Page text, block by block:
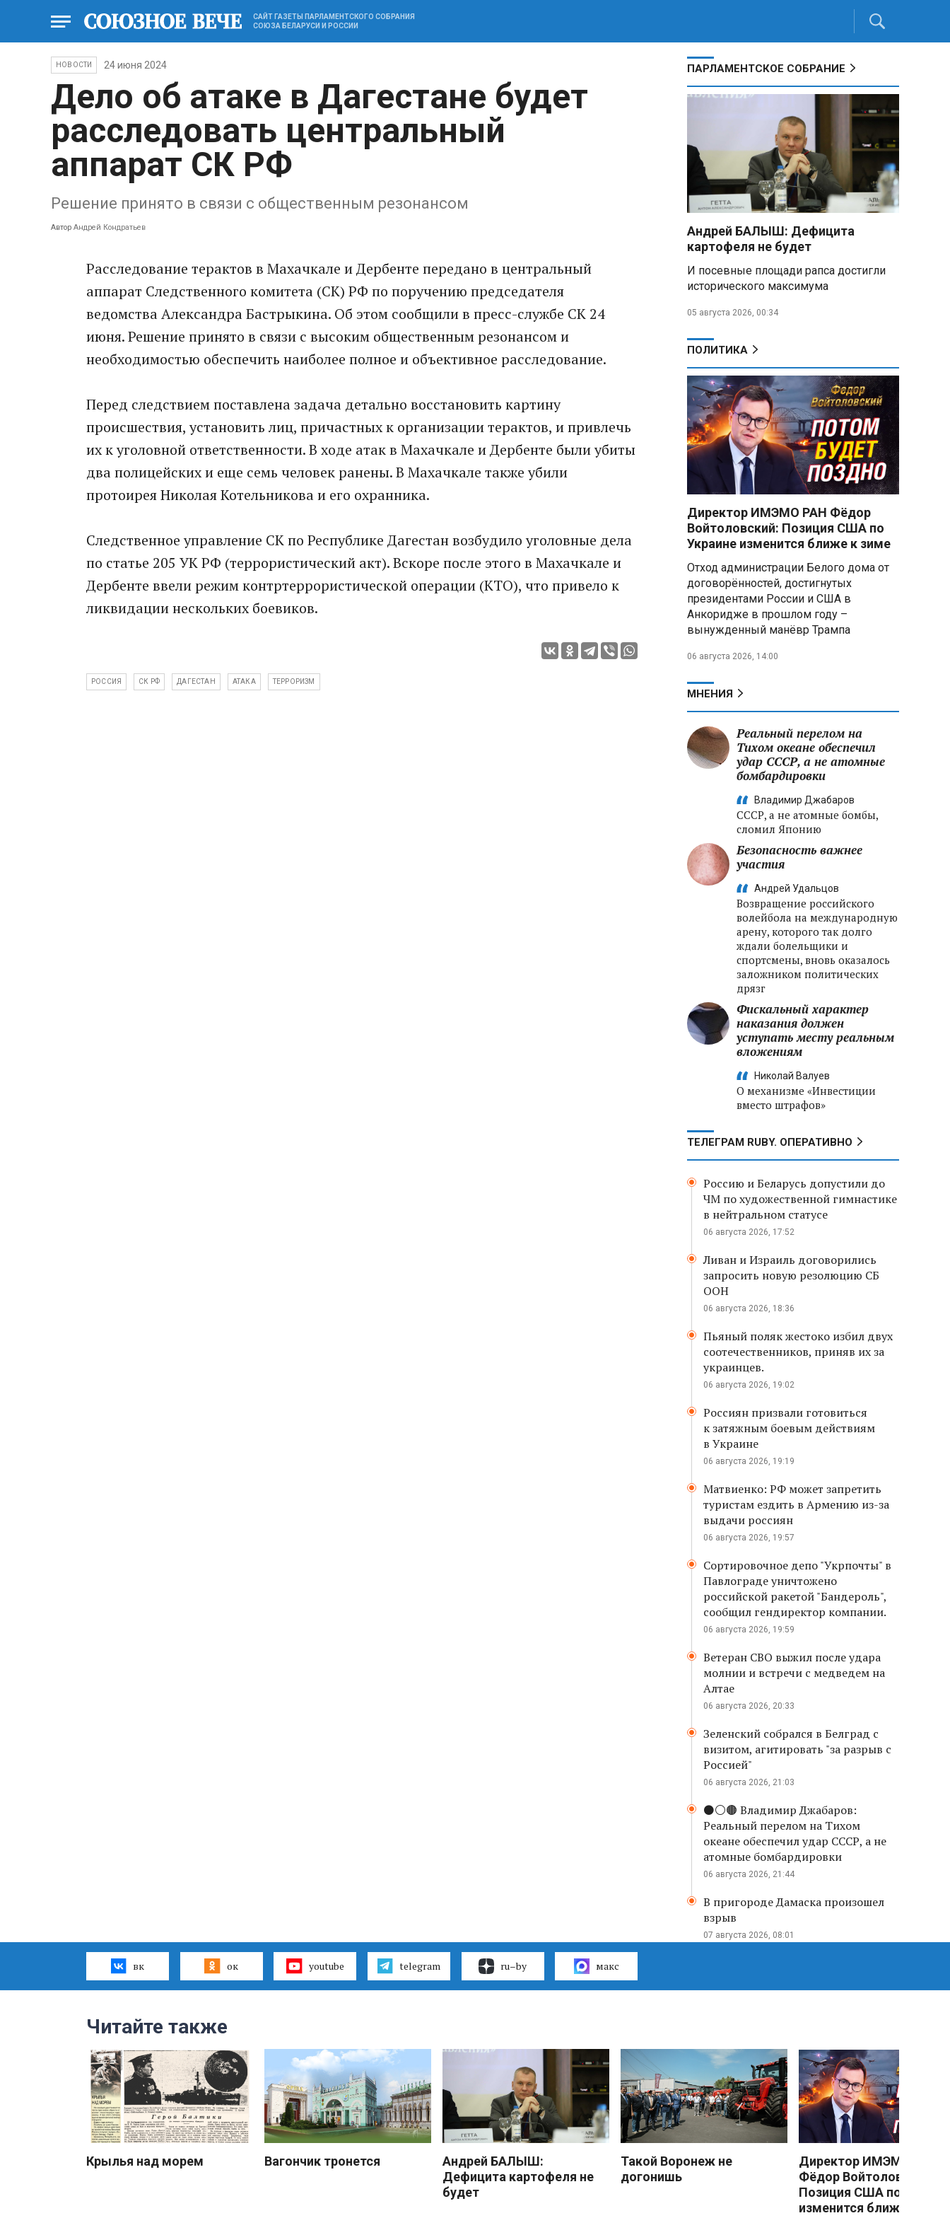
САЙТ ГАЗЕТЫ ПАРЛАМЕНТСКОГО СОБРАНИЯ
СОЮЗА БЕЛАРУСИ И РОССИИ
НОВОСТИ 24 июня 2024
Дело об атаке в Дагестане будет
расследовать центральный
аппарат СК РФ
Решение принято в связи с общественным резонансом
Автор Андрей Кондратьев
Расследование терактов в Махачкале и Дербенте передано в центральный
аппарат Следственного комитета (СК) РФ по поручению председателя
ведомства Александра Бастрыкина. Об этом сообщили в пресс-службе СК 24
июня. Решение принято в связи с высоким общественным резонансом и
необходимостью обеспечить наиболее полное и объективное расследование.
Перед следствием поставлена задача детально восстановить картину
происшествия, установить лиц, причастных к организации терактов, и привлечь
их к уголовной ответственности. В ходе атак в Махачкале и Дербенте были убиты
два полицейских и еще семь человек ранены. В Махачкале также убили
протоирея Николая Котельникова и его охранника.
Следственное управление СК по Республике Дагестан возбудило уголовные дела
по статье 205 УК РФ (террористический акт). Вскоре после этого в Махачкале и
Дербенте ввели режим контртеррористической операции (КТО), что привело к
ликвидации нескольких боевиков.
РОССИЯ СК РФ ДАГЕСТАН АТАКА ТЕРРОРИЗМ
ПАРЛАМЕНТСКОЕ СОБРАНИЕ
Андрей БАЛЫШ: Дефицита
картофеля не будет
И посевные площади рапса достигли
исторического максимума
05 августа 2026, 00:34
ПОЛИТИКА
Директор ИМЭМО РАН Фёдор
Войтоловский: Позиция США по
Украине изменится ближе к зиме
Отход администрации Белого дома от
договорённостей, достигнутых
президентами России и США в
Анкоридже в прошлом году –
вынужденный манёвр Трампа
06 августа 2026, 14:00
МНЕНИЯ
Реальный перелом на
Тихом океане обеспечил
удар СССР, а не атомные
бомбардировки
Владимир Джабаров
СССР, а не атомные бомбы,
сломил Японию
Безопасность важнее
участия
Андрей Удальцов
Возвращение российского
волейбола на международную
арену, которого так долго
ждали болельщики и
спортсмены, вновь оказалось
заложником политических
дрязг
Фискальный характер
наказания должен
уступать месту реальным
вложениям
Николай Валуев
О механизме «Инвестиции
вместо штрафов»
ТЕЛЕГРАМ RUBY. ОПЕРАТИВНО
Россию и Беларусь допустили до
ЧМ по художественной гимнастике
в нейтральном статусе
06 августа 2026, 17:52
Ливан и Израиль договорились
запросить новую резолюцию СБ
ООН
06 августа 2026, 18:36
Пьяный поляк жестоко избил двух
соотечественников, приняв их за
украинцев.
06 августа 2026, 19:02
Россиян призвали готовиться
к затяжным боевым действиям
в Украине
06 августа 2026, 19:19
Матвиенко: РФ может запретить
туристам ездить в Армению из-за
выдачи россиян
06 августа 2026, 19:57
Сортировочное депо "Укрпочты" в
Павлограде уничтожено
российской ракетой "Бандероль",
сообщил гендиректор компании.
06 августа 2026, 19:59
Ветеран СВО выжил после удара
молнии и встречи с медведем на
Алтае
06 августа 2026, 20:33
Зеленский собрался в Белград с
визитом, агитировать "за разрыв с
Россией"
06 августа 2026, 21:03
⚫️⚪️🟤 Владимир Джабаров:
Реальный перелом на Тихом
океане обеспечил удар СССР, а не
атомные бомбардировки
06 августа 2026, 21:44
В пригороде Дамаска произошел
взрыв
07 августа 2026, 08:01
вк ок youtube telegram ru–by макс
Читайте также
Крылья над морем Вагончик тронется
Андрей БАЛЫШ:
Дефицита картофеля не
будет
Такой Воронеж не
догонишь
Директор ИМЭМО РАН
Фёдор Войтоловский:
Позиция США по
изменится ближе к зиме